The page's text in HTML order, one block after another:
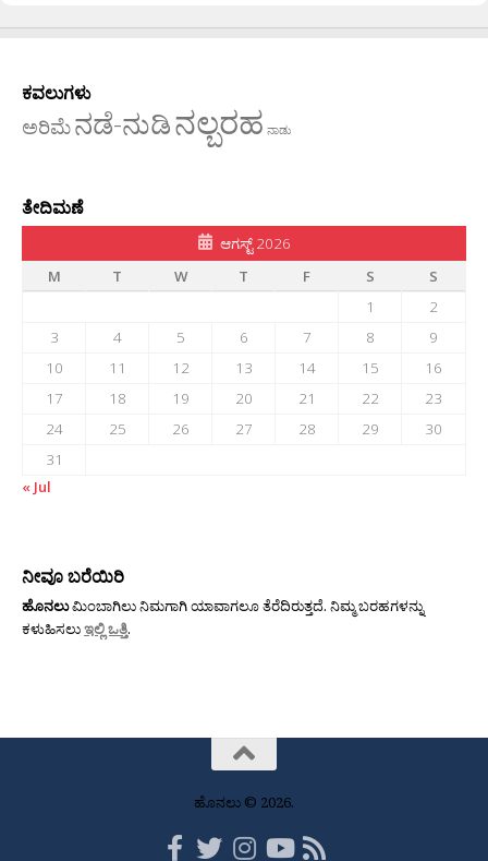
ಕವಲುಗಳು
ಅರಿಮೆನಡೆ-ನುಡಿನಲ್ಬರಹ ನಾಡು
ತೇದಿಮಣೆ
ಆಗಸ್ಟ್ 2026
M
T W T F S
S
1
2
3
4 5 6 7 8
9
10
11 12 13 14 15
16
17
18 19 20 21 22
23
24
25 26 27 28 29
30
31
« Jul
ನೀವೂ ಬರೆಯಿರಿ
ಹೊನಲುಮಿಂಬಾಗಿಲು ನಿಮಗಾಗಿ ಯಾವಾಗಲೂ ತೆರೆದಿರುತ್ತದೆ. ನಿಮ್ಮ ಬರಹಗಳನ್ನು
ಕಳುಹಿಸಲುಇಲ್ಲಿ ಒತ್ತಿ.
ಹೊನಲು © 2026.